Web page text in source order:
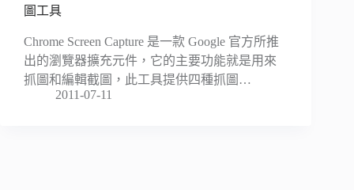
圖工具
Chrome Screen Capture 是一款 Google 官方所推
出的瀏覽器擴充元件，它的主要功能就是用來
抓圖和編輯截圖，此工具提供四種抓圖…
2011-07-11